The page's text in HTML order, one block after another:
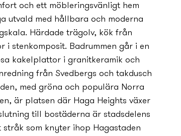
och ett möbleringsvänligt hem
utvald med hållbara och moderna
Härdade trägolv, kök från
i stenkomposit. Badrummen går i en
kakelplattor i granitkeramik och
från Svedbergs och takdusch
med gröna och populära Norra
är platsen där Haga Heights växer
till bostäderna är stadsdelens
som kny­ter ihop Hagastaden